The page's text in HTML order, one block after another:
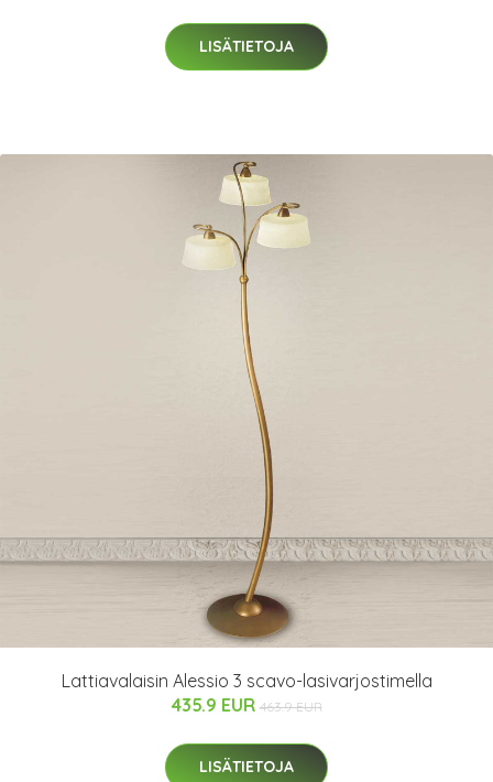
LISÄTIETOJA
Lattiavalaisin Alessio 3 scavo-lasivarjostimella
435.9 EUR 463.9 EUR
LISÄTIETOJA